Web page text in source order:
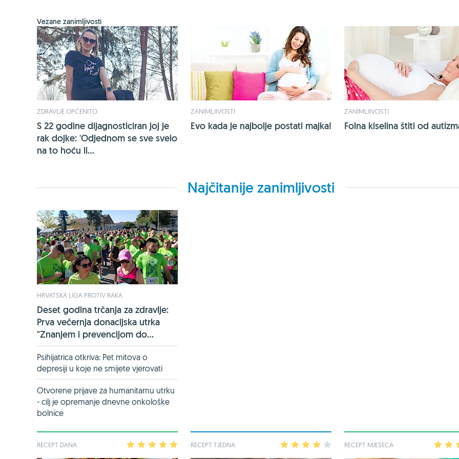
Vezane zanimljivosti
ZDRAVLJE OPĆENITO
S 22 godine dijagnosticiran joj je
rak dojke: 'Odjednom se sve svelo
na to hoću li...
ZANIMLJIVOSTI
Evo kada je najbolje postati majka!
ZANIMLJIVOSTI
Folna kiselina štiti od
Najčitanije zanimljivosti
HRVATSKA LIGA PROTIV RAKA
Deset godina trčanja za zdravlje:
Prva večernja donacijska utrka
"Znanjem i prevencijom do...
Psihijatrica otkriva: Pet mitova o
depresiji u koje ne smijete vjerovati
Otvorene prijave za humanitarnu utrku
- cilj je opremanje dnevne onkološke
bolnice
RECEPT DANA 2 3 4 RECEPT TJEDNA 2 3 4 RECEPT MJESECA 2